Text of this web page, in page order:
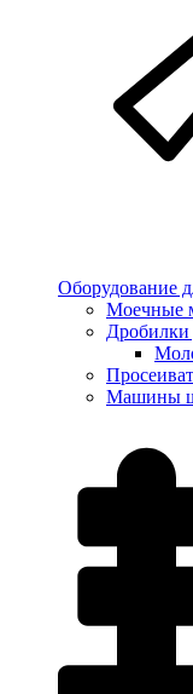
Оборудование
Моечные
Дробилки
Машины